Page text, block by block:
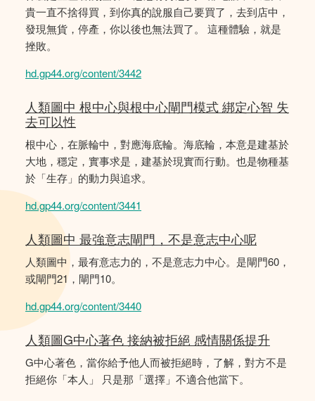
貴一直不捨得買，到你真的說服自己要買了，去到店中，
發現無貨，停產，你以後也無法買了。 這種體驗，就是
挫敗。
hd.gp44.org/content/3442
人類圖中 根中心與根中心閘門模式 綁定心智 失
去可以性
根中心，在脈輪中，對應海底輪。海底輪，本意是建基於
大地，穩定，實事求是，建基於現實而行動。也是物種基
於「生存」的動力與追求。
hd.gp44.org/content/3441
人類圖中 最強意志閘門，不是意志中心呢
人類圖中，最有意志力的，不是意志力中心。是閘門60，
或閘門21，閘門10。
hd.gp44.org/content/3440
人類圖G中心著色 接納被拒絕 感情關係提升
G中心著色，當你給予他人而被拒絕時，了解，對方不是
拒絕你「本人」 只是那「選擇」不適合他當下。